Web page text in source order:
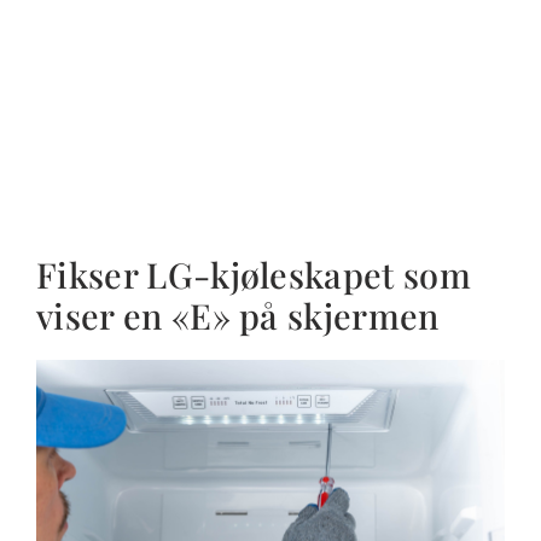
Fikser LG-kjøleskapet som
viser en «E» på skjermen